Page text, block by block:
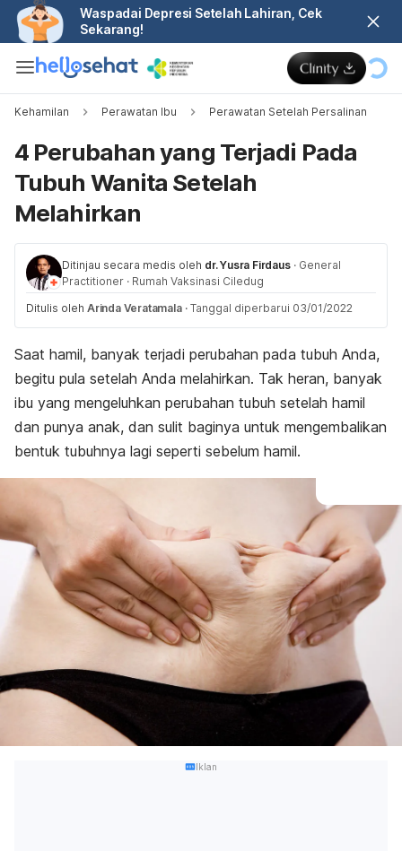
Waspadai Depresi Setelah Lahiran, Cek
Sekarang!
Kehamilan Perawatan Ibu Perawatan Setelah Persalinan
4 Perubahan yang Terjadi Pada
Tubuh Wanita Setelah
Melahirkan
Ditinjau secara medis oleh dr. Yusra Firdaus · General
Practitioner · Rumah Vaksinasi Ciledug
Ditulis oleh Arinda Veratamala · Tanggal diperbarui 03/01/2022
Saat hamil, banyak terjadi perubahan pada tubuh Anda,
begitu pula setelah Anda melahirkan. Tak heran, banyak
ibu yang mengeluhkan perubahan tubuh setelah hamil
dan punya anak, dan sulit baginya untuk mengembalikan
bentuk tubuhnya lagi seperti sebelum hamil.
Iklan